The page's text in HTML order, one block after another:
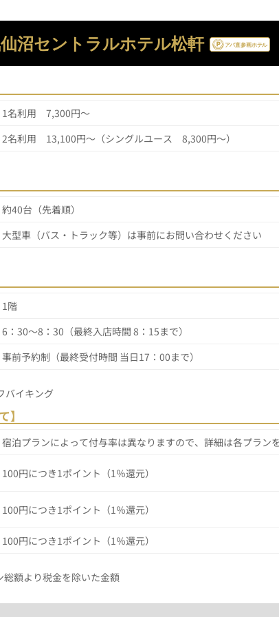
沼セントラルホテル松軒
1名利用 7,300円～
2名利用 13,100円～（シングルユース 8,300円～）
約40台（先着順）
大型車（バス・トラック等）は事前にお問い合わせください
1階
6：30～8：30（最終入店時間 8：15まで）
事前予約制（最終受付時間 当日17：00まで）
バイキング
】
宿泊プランによって付与率は異なりますので、詳細は各プラン
100円につき1ポイント（1％還元）
100円につき1ポイント（1％還元）
100円につき1ポイント（1％還元）
額より税金を除いた金額